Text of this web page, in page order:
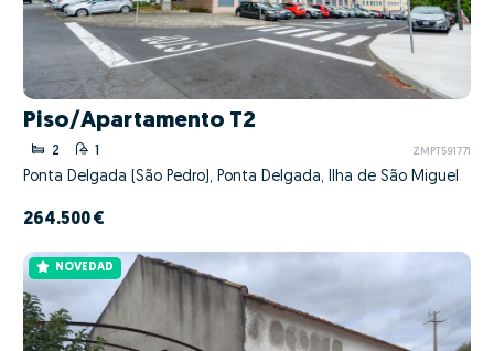
Piso/Apartamento T2
2 1 ZMPT591771
Ponta Delgada (São Pedro), Ponta Delgada, Ilha de São Miguel
264.500 €
NOVEDAD